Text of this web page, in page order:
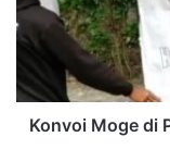
Konvoi Moge di